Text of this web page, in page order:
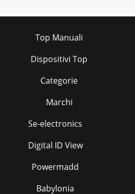
Top Manuali
Dispositivi Top
Categorie
Marchi
Se-electronics
Digital ID View
Powermadd
Babylonia